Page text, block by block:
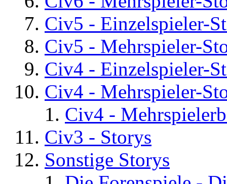
Civ5 - Einzelspieler-
Civ5 - Mehrspieler-
Civ4 - Einzelspieler-
Civ4 - Mehrspieler-
Civ4 -
Civ3 - Storys
Sonstige Storys